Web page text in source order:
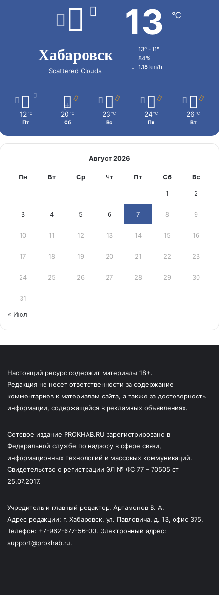
Хабаровск
Scattered Clouds
13 ℃
13º - 11º
84%
1.18 km/h
12 ℃
Пт
20 ℃
Сб
23 ℃
Вс
24 ℃
Пн
26 ℃
Вт
Август 2026
Пн Вт Ср Чт Пт Сб Вс
1 2
3 4 5 6 7 8 9
10 11 12 13 14 15 16
17 18 19 20 21 22 23
24 25 26 27 28 29 30
31
« Июл
Настоящий ресурс содержит материалы 18+.
Редакция не несет ответственности за содержание
комментариев к материалам сайта, а также за достоверность
информации, содержащейся в рекламных объявлениях.
Сетевое издание PROKHAB.RU зарегистрировано в
Федеральной службе по надзору в сфере связи,
информационных технологий и массовых коммуникаций.
Свидетельство о регистрации ЭЛ № ФС 77 – 70505 от
25.07.2017.
Учредитель и главный редактор: Артамонов В. А.
Адрес редакции: г. Хабаровск, ул. Павловича, д. 13, офис 375.
Телефон: +7-962-677-56-00. Электронный адрес:
support@prokhab.ru.